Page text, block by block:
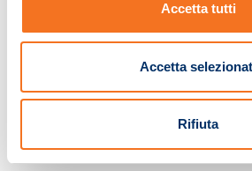
Accetta tutti
Accetta
Rifiuta